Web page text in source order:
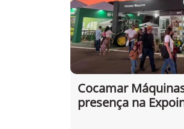
Cocamar
presença na